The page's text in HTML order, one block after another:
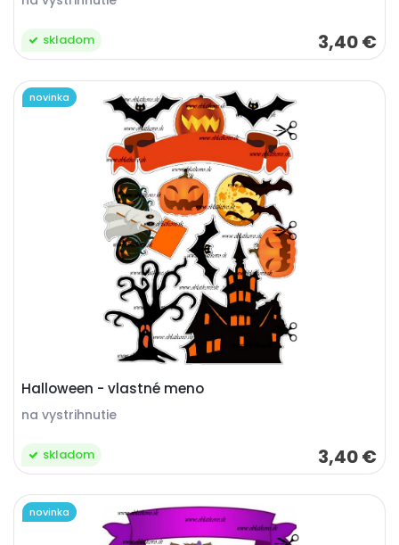
3,40 €
skladom
Halloween - vlastné meno
na vystrihnutie
3,40 €
skladom
novinka
novinka